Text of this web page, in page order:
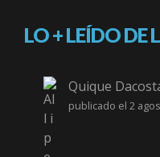
LO + LEÍDO
Quique
publicado el 2